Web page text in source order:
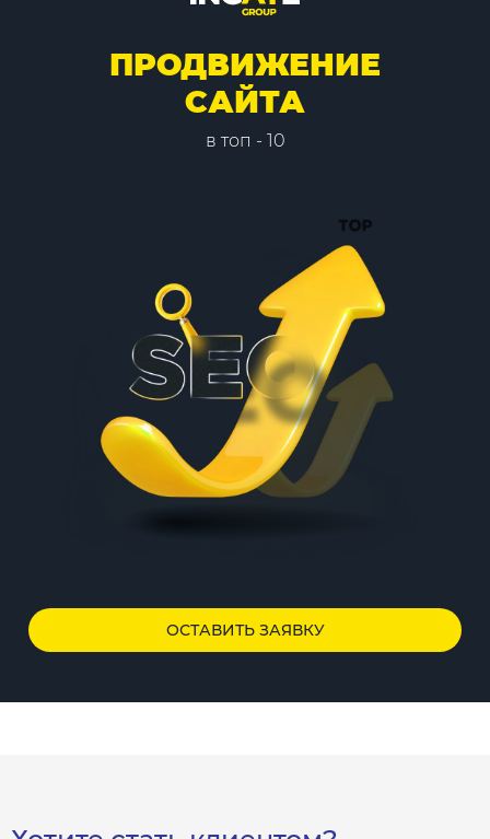
ПРОДВИЖЕНИЕ
САЙТА
в топ - 10
ОСТАВИТЬ ЗАЯВКУ